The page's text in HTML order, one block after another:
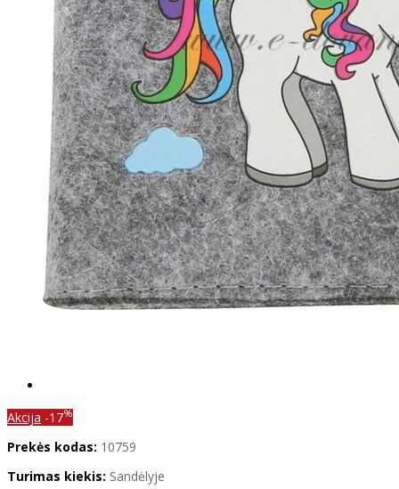
Akcija -17%
Prekės kodas: 10759
Turimas kiekis: Sandėlyje